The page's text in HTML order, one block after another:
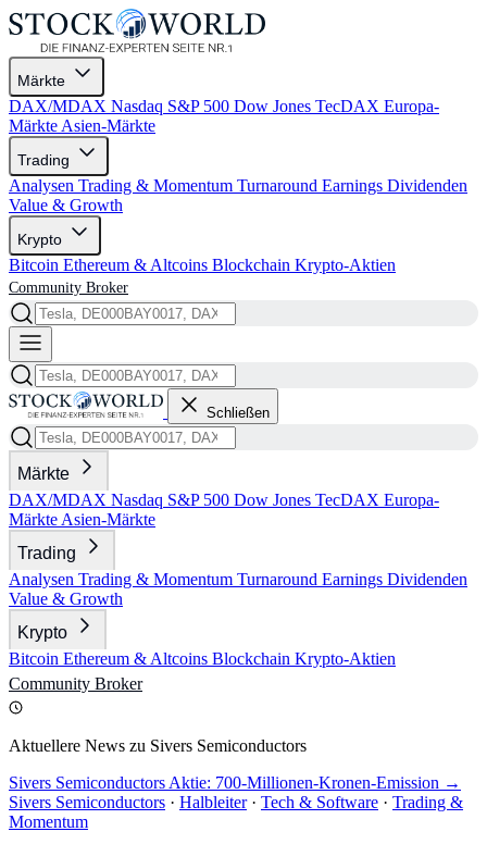
Märkte
DAX/MDAX Nasdaq S&P 500 Dow Jones TecDAX Europa-
Märkte Asien-Märkte
Trading
Analysen Trading & Momentum Turnaround Earnings Dividenden
Value & Growth
Krypto
Bitcoin Ethereum & Altcoins Blockchain Krypto-Aktien
Community Broker
Schließen
Märkte
DAX/MDAX Nasdaq S&P 500 Dow Jones TecDAX Europa-
Märkte Asien-Märkte
Trading
Analysen Trading & Momentum Turnaround Earnings Dividenden
Value & Growth
Krypto
Bitcoin Ethereum & Altcoins Blockchain Krypto-Aktien
Community Broker
Aktuellere News zu Sivers Semiconductors
Sivers Semiconductors Aktie: 700-Millionen-Kronen-Emission →
Sivers Semiconductors · Halbleiter · Tech & Software · Trading &
Momentum